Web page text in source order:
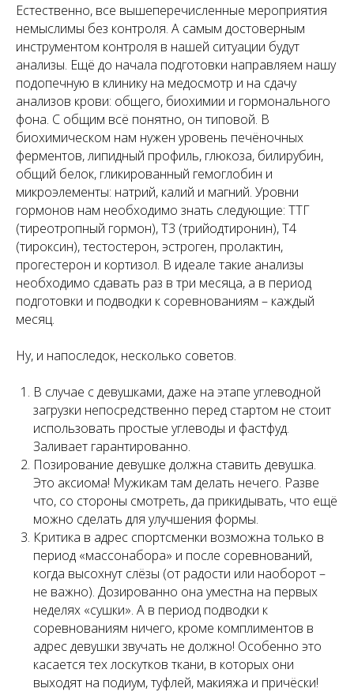
Естественно, все вышеперечисленные мероприятия
немыслимы без контроля. А самым достоверным
инструментом контроля в нашей ситуации будут
анализы. Ещё до начала подготовки направляем нашу
подопечную в клинику на медосмотр и на сдачу
анализов крови: общего, биохимии и гормонального
фона. С общим всё понятно, он типовой. В
биохимическом нам нужен уровень печёночных
ферментов, липидный профиль, глюкоза, билирубин,
общий белок, гликированный гемоглобин и
микроэлементы: натрий, калий и магний. Уровни
гормонов нам необходимо знать следующие: ТТГ
(тиреотропный гормон), Т3 (трийодтиронин), Т4
(тироксин), тестостерон, эстроген, пролактин,
прогестерон и кортизол. В идеале такие анализы
необходимо сдавать раз в три месяца, а в период
подготовки и подводки к соревнованиям – каждый
месяц.
Ну, и напоследок, несколько советов.
В случае с девушками, даже на этапе углеводной
загрузки непосредственно перед стартом не стоит
использовать простые углеводы и фастфуд.
Заливает гарантированно.
Позирование девушке должна ставить девушка.
Это аксиома! Мужикам там делать нечего. Разве
что, со стороны смотреть, да прикидывать, что ещё
можно сделать для улучшения формы.
Критика в адрес спортсменки возможна только в
период «массонабора» и после соревнований,
когда высохнут слёзы (от радости или наоборот –
не важно). Дозированно она уместна на первых
неделях «сушки». А в период подводки к
соревнованиям ничего, кроме комплиментов в
адрес девушки звучать не должно! Особенно это
касается тех лоскутков ткани, в которых они
выходят на подиум, туфлей, макияжа и причёски!